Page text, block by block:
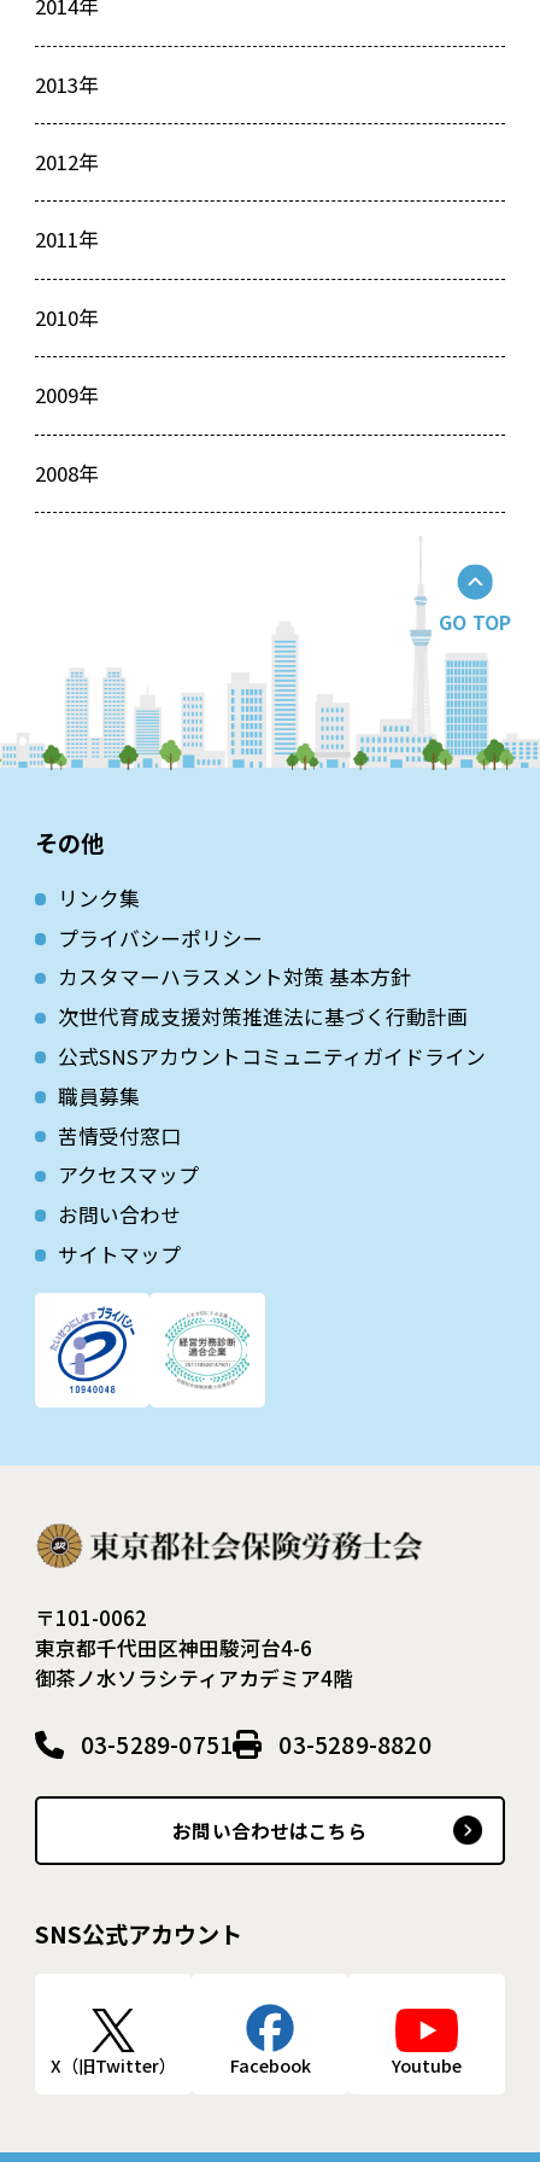
2014年
2013年
2012年
2011年
2010年
2009年
2008年
GO TOP
その他
リンク集
プライバシーポリシー
カスタマーハラスメント対策 基本方針
次世代育成⽀援対策推進法に基づく⾏動計画
公式SNSアカウントコミュニティガイドライン
職員募集
苦情受付窓口
アクセスマップ
お問い合わせ
サイトマップ
〒101-0062
東京都千代田区神田駿河台4-6
御茶ノ水ソラシティアカデミア4階
03-5289-0751 03-5289-8820
お問い合わせはこちら
SNS公式アカウント
X（旧Twitter） Facebook Youtube